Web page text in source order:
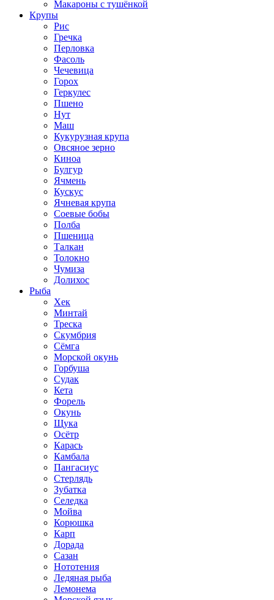
Макароны с тушёнкой
Крупы
Рис
Гречка
Перловка
Фасоль
Чечевица
Горох
Геркулес
Пшено
Нут
Маш
Кукурузная крупа
Овсяное зерно
Киноа
Булгур
Ячмень
Кускус
Ячневая крупа
Соевые бобы
Полба
Пшеница
Талкан
Толокно
Чумиза
Долихос
Рыба
Хек
Минтай
Треска
Скумбрия
Сёмга
Морской окунь
Горбуша
Судак
Кета
Форель
Окунь
Щука
Осётр
Карась
Камбала
Пангасиус
Стерлядь
Зубатка
Селедка
Мойва
Корюшка
Карп
Дорада
Сазан
Нототения
Ледяная рыба
Лемонема